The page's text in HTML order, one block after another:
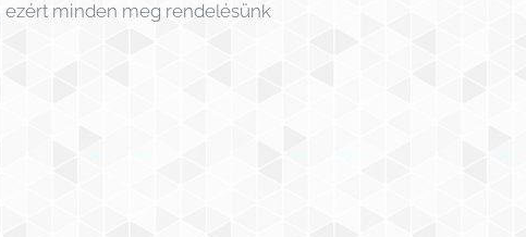
minden meg rendelésünk